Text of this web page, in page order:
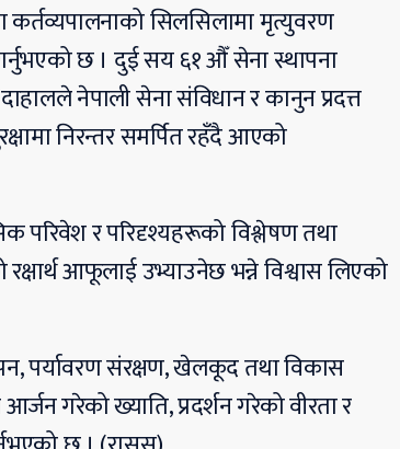
कर्तव्यपालनाको सिलसिलामा मृत्युवरण
गर्नुभएको छ । दुई सय ६१ औँ सेना स्थापना
नेपाली सेना संविधान र कानुन प्रदत्त
निरन्तर समर्पित रहँदै आएको
परिवेश र परिदृश्यहरूको विश्लेषण तथा
आफूलाई उभ्याउनेछ भन्ने विश्वास लिएको
पर्यावरण संरक्षण, खेलकूद तथा विकास
गरेको ख्याति, प्रदर्शन गरेको वीरता र